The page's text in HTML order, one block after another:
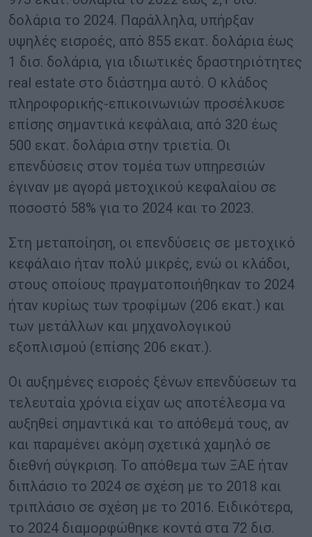
δολάρια το 2024. Παράλληλα, υπήρξαν
υψηλές εισροές, από 855 εκατ. δολάρια έως
1 δισ. δολάρια, για ιδιωτικές δραστηριότητες
real estate στο διάστημα αυτό. O κλάδος
πληροφορικής-επικοινωνιών προσέλκυσε
επίσης σημαντικά κεφάλαια, από 320 έως
500 εκατ. δολάρια στην τριετία. Oι
επενδύσεις στον τομέα των υπηρεσιών
έγιναν με αγορά μετοχικού κεφαλαίου σε
ποσοστό 58% για το 2024 και το 2023.
Στη μεταποίηση, οι επενδύσεις σε μετοχικό
κεφάλαιο ήταν πολύ μικρές, ενώ οι κλάδοι,
στους οποίους πραγματοποιήθηκαν το 2024
ήταν κυρίως των τροφίμων (206 εκατ.) και
των μετάλλων και μηχανολογικού
εξοπλισμού (επίσης 206 εκατ.).
Οι αυξημένες εισροές ξένων επενδύσεων τα
τελευταία χρόνια είχαν ως αποτέλεσμα να
αυξηθεί σημαντικά και το απόθεμά τους, αν
και παραμένει ακόμη σχετικά χαμηλό σε
διεθνή σύγκριση. Το απόθεμα των ΞΑΕ ήταν
διπλάσιο το 2024 σε σχέση με το 2018 και
τριπλάσιο σε σχέση με το 2016. Ειδικότερα,
το 2024 διαμορφώθηκε κοντά στα 72 δισ.